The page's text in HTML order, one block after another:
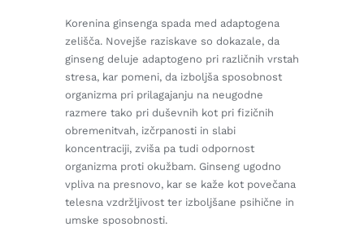
Korenina ginsenga spada med adaptogena
zelišča. Novejše raziskave so dokazale, da
ginseng deluje adaptogeno pri različnih vrstah
stresa, kar pomeni, da izboljša sposobnost
organizma pri prilagajanju na neugodne
razmere tako pri duševnih kot pri fizičnih
obremenitvah, izčrpanosti in slabi
koncentraciji, zviša pa tudi odpornost
organizma proti okužbam. Ginseng ugodno
vpliva na presnovo, kar se kaže kot povečana
telesna vzdržljivost ter izboljšane psihične in
umske sposobnosti.